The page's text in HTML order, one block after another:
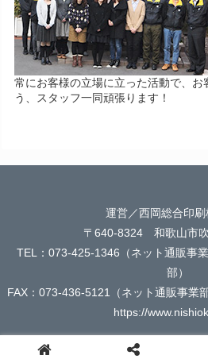
常にお客様の立場に立った活動で、お
う、スタッフ一同頑張ります！
運営／西岡総合印刷
〒640-8324 和歌山市
TEL：073-425-1346（ネット通販事
部）
FAX：073-436-5121（ネット通販事業
https://